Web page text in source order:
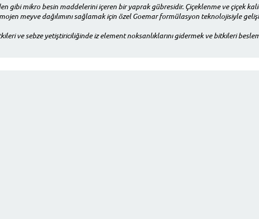
gibi mikro besin maddelerini içeren bir yaprak gübresidir. Çiçeklenme ve çiçek
meyve dağılımını sağlamak için özel Goemar formülasyon teknolojisiyle
ve sebze yetiştiriciliğinde iz element noksanlıklarını gidermek ve bitkileri